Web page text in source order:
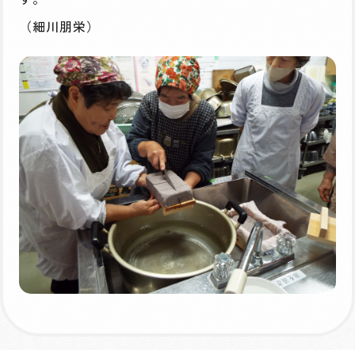
（細川朋栄）